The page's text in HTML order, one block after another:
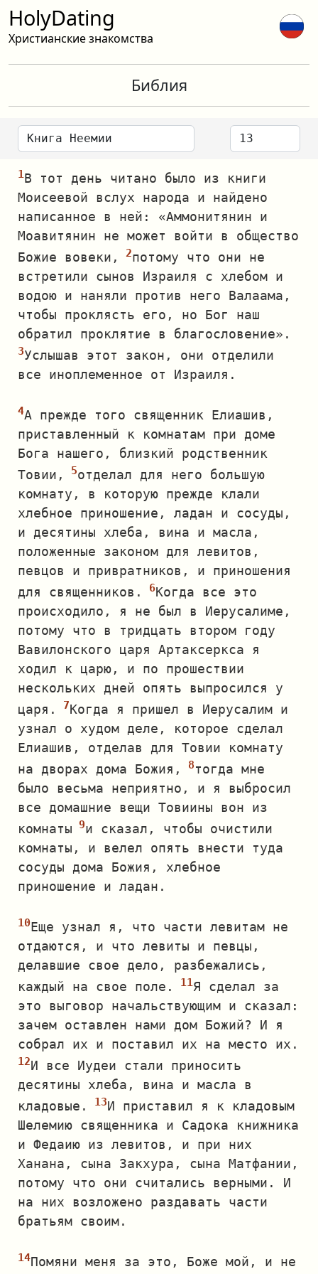
HolyDating
Христианские знакомства
Библия
В тот день читано было из книги
Моисеевой вслух народа и найдено
написанное в ней: «Аммонитянин и
Моавитянин не может войти в общество
Божие вовеки,
потому что они не
встретили сынов Израиля с хлебом и
водою и наняли против него Валаама,
чтобы проклясть его, но Бог наш
обратил проклятие в благословение».
Услышав этот закон, они отделили
все иноплеменное от Израиля.
А прежде того священник Елиашив,
приставленный к комнатам при доме
Бога нашего, близкий родственник
Товии,
отделал для него большую
комнату, в которую прежде клали
хлебное приношение, ладан и сосуды,
и десятины хлеба, вина и масла,
положенные законом для левитов,
певцов и привратников, и приношения
для священников.
Когда все это
происходило, я не был в Иерусалиме,
потому что в тридцать втором году
Вавилонского царя Артаксеркса я
ходил к царю, и по прошествии
нескольких дней опять выпросился у
царя.
Когда я пришел в Иерусалим и
узнал о худом деле, которое сделал
Елиашив, отделав для Товии комнату
на дворах дома Божия,
тогда мне
было весьма неприятно, и я выбросил
все домашние вещи Товиины вон из
комнаты
и сказал, чтобы очистили
комнаты, и велел опять внести туда
сосуды дома Божия, хлебное
приношение и ладан.
Еще узнал я, что части левитам не
отдаются, и что левиты и певцы,
делавшие свое дело, разбежались,
каждый на свое поле.
Я сделал за
это выговор начальствующим и сказал:
зачем оставлен нами дом Божий? И я
собрал их и поставил их на место их.
И все Иудеи стали приносить
десятины хлеба, вина и масла в
кладовые.
И приставил я к кладовым
Шелемию священника и Садока книжника
и Федаию из левитов, и при них
Ханана, сына Закхура, сына Матфании,
потому что они считались верными. И
на них возложено раздавать части
братьям своим.
Помяни меня за это, Боже мой, и не